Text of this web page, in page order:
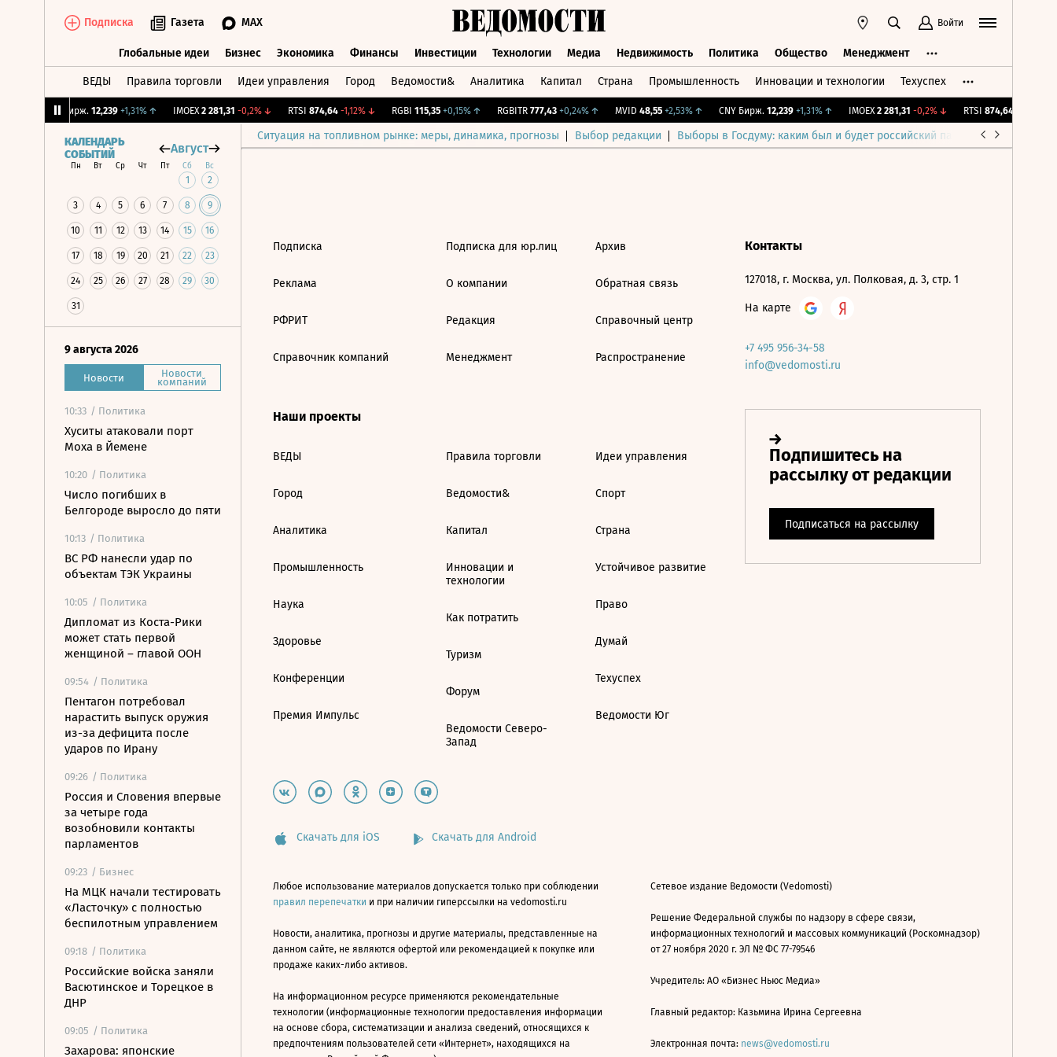
Подписка Газета MAX Войти
Глобальные идеи Бизнес Экономика Финансы Инвестиции Технологии Медиа Недвижимость Политика Общество Менеджмент
ВЕДЫ Правила торговли Идеи управления Город Ведомости& Аналитика Капитал Страна Промышленность Инновации и технологии Техуспех
CNY Бирж. 12,239 +1,31%↑ IMOEX 2 281,31 -0,2%↓ RTSI 874,64 -1,12%↓ RGBI 115,35 +0,15%↑ RGBITR 777,43 +0,24%↑ MVID 48,55 +2,53%↑ CNY Бирж. 12,239 +1,31%↑ IMOEX 2 281,31 -0,2%↓ RTSI 874,64 -1,12%
Ситуация на топливном рынке: меры, динамика, прогнозы Выбор редакции Выборы в Госдуму: каким был и будет российский парламент
КАЛЕНДАРЬ
СОБЫТИЙ
Август
Пн Вт Ср Чт Пт Сб Вс
1 2
3 4 5 6 7 8 9
10 11 12 13 14 15 16
17 18 19 20 21 22 23
24 25 26 27 28 29 30
31
9 августа 2026
Новости Новости
компаний
10:33 / Политика
Хуситы атаковали порт
Моха в Йемене
10:20 / Политика
Число погибших в
Белгороде выросло до пяти
10:13 / Политика
ВС РФ нанесли удар по
объектам ТЭК Украины
10:05 / Политика
Дипломат из Коста-Рики
может стать первой
женщиной – главой ООН
09:54 / Политика
Пентагон потребовал
нарастить выпуск оружия
из-за дефицита после
ударов по Ирану
09:26 / Политика
Россия и Словения впервые
за четыре года
возобновили контакты
парламентов
09:23 / Бизнес
На МЦК начали тестировать
«Ласточку» с полностью
беспилотным управлением
09:18 / Политика
Российские войска заняли
Васютинское и Торецкое в
ДНР
09:05 / Политика
Захарова: японские
Подписка
Реклама
РФРИТ
Справочник компаний
Подписка для юр.лиц
О компании
Редакция
Менеджмент
Архив
Обратная связь
Справочный центр
Распространение
Наши проекты
ВЕДЫ
Город
Аналитика
Промышленность
Наука
Здоровье
Конференции
Премия Импульс
Правила торговли
Ведомости&
Капитал
Инновации и
технологии
Как потратить
Туризм
Форум
Ведомости Северо-
Запад
Идеи управления
Спорт
Страна
Устойчивое развитие
Право
Думай
Техуспех
Ведомости Юг
Контакты
127018, г. Москва, ул. Полковая, д. 3, стр. 1
На карте
+7 495 956-34-58
info@vedomosti.ru
Скачать для iOS Скачать для Android
Любое использование материалов допускается только при соблюдении
правил перепечатки и при наличии гиперссылки на vedomosti.ru
Новости, аналитика, прогнозы и другие материалы, представленные на
данном сайте, не являются офертой или рекомендацией к покупке или
продаже каких-либо активов.
На информационном ресурсе применяются рекомендательные
технологии (информационные технологии предоставления информации
на основе сбора, систематизации и анализа сведений, относящихся к
предпочтениям пользователей сети «Интернет», находящихся на
Сетевое издание Ведомости (Vedomosti)
Решение Федеральной службы по надзору в сфере связи,
информационных технологий и массовых коммуникаций (Роскомнадзор)
от 27 ноября 2020 г. ЭЛ № ФС 77-79546
Учредитель: АО «Бизнес Ньюс Медиа»
Главный редактор: Казьмина Ирина Сергеевна
Электронная почта: news@vedomosti.ru